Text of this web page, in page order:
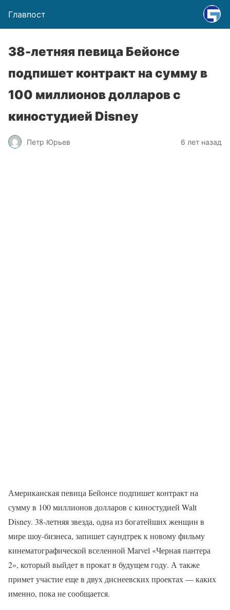
Главпост
38-летняя певица Бейонсе
подпишет контракт на сумму в
100 миллионов долларов с
киностудией Disney
Петр Юрьев 6 лет назад
Американская певица Бейонсе подпишет контракт на
сумму в 100 миллионов долларов с киностудией Walt
Disney. 38-летняя звезда, одна из богатейших женщин в
мире шоу-бизнеса, запишет саундтрек к новому фильму
кинематографической вселенной Marvel «Черная пантера
2», который выйдет в прокат в будущем году. А также
примет участие еще в двух диснеевских проектах — каких
именно, пока не сообщается.